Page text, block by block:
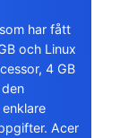
har fått
och Linux
4 GB
Acer